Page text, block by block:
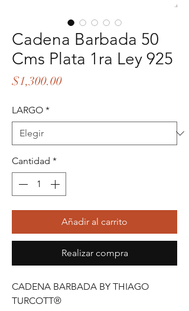
Cadena Barbada 50
Cms Plata 1ra Ley 925
$1,300.00Precio
LARGO *
Cantidad *
Añadir al carrito
Realizar compra
CADENA BARBADA BY THIAGO
TURCOTT®